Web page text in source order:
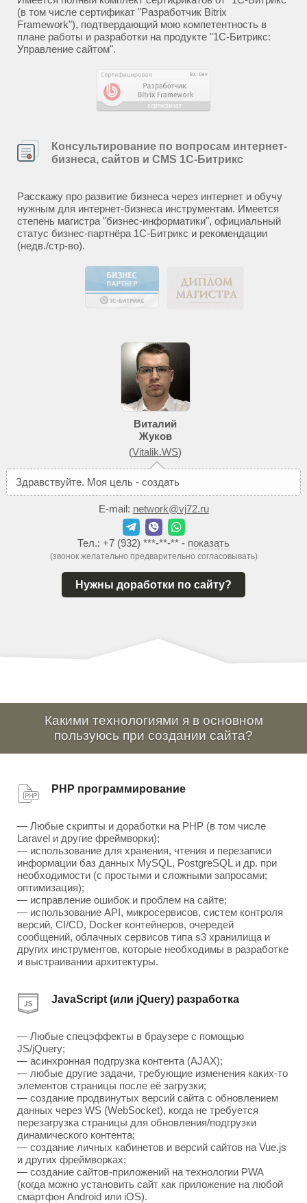
(в том числе сертификат "Разработчик Bitrix
Framework"), подтвердающий мою компетентность в
плане работы и разработки на продукте "1С-Битрикс:
Управление сайтом".
Консультирование по вопросам интернет-
бизнеса, сайтов и CMS 1С-Битрикс
Расскажу про развитие бизнеса через интернет и обучу
нужным для интернет-бизнеса инструментам. Имеется
степень магистра "бизнес-информатики", официальный
статус бизнес-партнёра 1С-Битрикс и рекомендации
(недв./стр-во).
Виталий
Жуков
(Vitalik.WS)
Здравствуйте. Моя цель - создать
E-mail: network@vj72.ru
Тел.: +7 (932) ***-**-** - показать
(звонок желательно предварительно согласовывать)
Нужны доработки по сайту?
Какими технологиями я в основном
пользуюсь при создании сайта?
PHP программирование
— Любые скрипты и доработки на PHP (в том числе
Laravel и другие фреймворки);
— использование для хранения, чтения и перезаписи
информации баз данных MySQL, PostgreSQL и др. при
необходимости (с простыми и сложными запросами;
оптимизация);
— исправление ошибок и проблем на сайте;
— использование API, микросервисов, систем контроля
версий, CI/CD, Docker контейнеров, очередей
сообщений, облачных сервисов типа s3 хранилища и
других инструментов, которые необходимы в разработке
и выстраивании архитектуры.
JavaScript (или jQuery) разработка
— Любые спецэффекты в браузере с помощью
JS/jQuery;
— асинхронная подгрузка контента (AJAX);
— любые другие задачи, требующие изменения каких-то
элементов страницы после её загрузки;
— создание продвинутых версий сайта с обновлением
данных через WS (WebSocket), когда не требуется
перезагрузка страницы для обновления/подгрузки
динамического контента;
— создание личных кабинетов и версий сайтов на Vue.js
и других фреймворках;
— создание сайтов-приложений на технологии PWA
(когда можно установить сайт как приложение на любой
смартфон Android или iOS).